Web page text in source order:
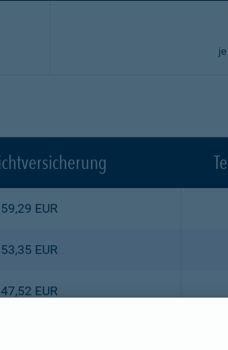
59,29 EUR
53,35 EUR
47,52 EUR